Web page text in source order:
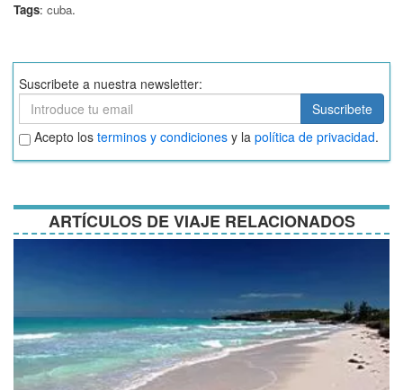
Tags: cuba.
Suscribete a nuestra newsletter:
Suscribete
Suscribete
Aceptar
términos
y
Acepto los terminos y condiciones y la política de privacidad.
ARTÍCULOS DE VIAJE RELACIONADOS